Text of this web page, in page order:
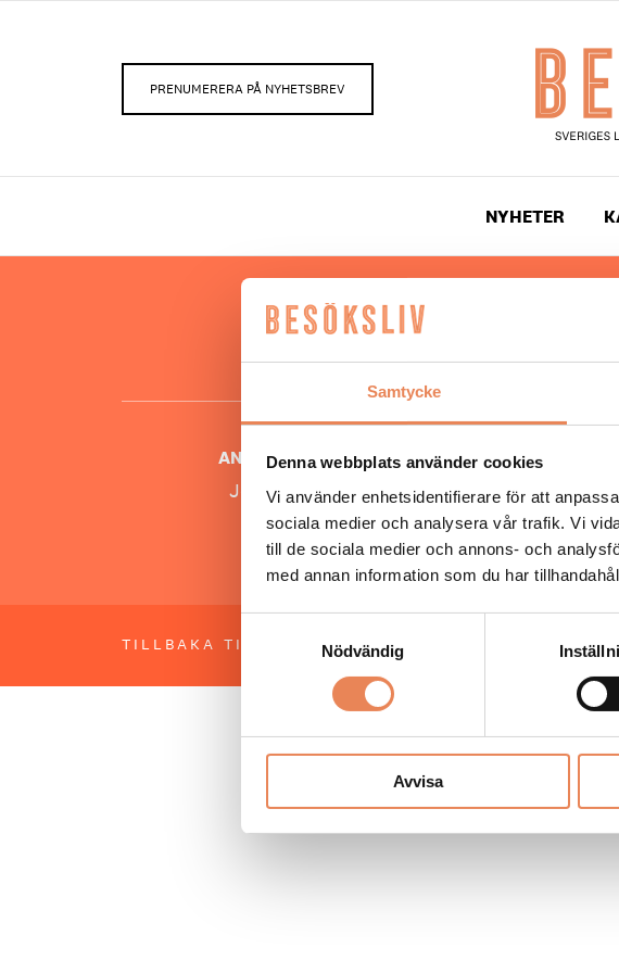
Samtycke
Denna webbplats använder cookies
Vi använder enhetsidentifierare för att
sociala medier och analysera vår trafik. Vi
till de sociala medier och annons- och
med annan information som du har
Nödvändig
Avvisa
PRENUMERERA PÅ NYHETSBREV
NYHETER
Hos oss läser du
besöksnäringen.
ANSVARIG UTGIVARE
Jonas Siljhammar
Allt
TILLBAKA TILL TOPPEN OM BESÖKSLIV